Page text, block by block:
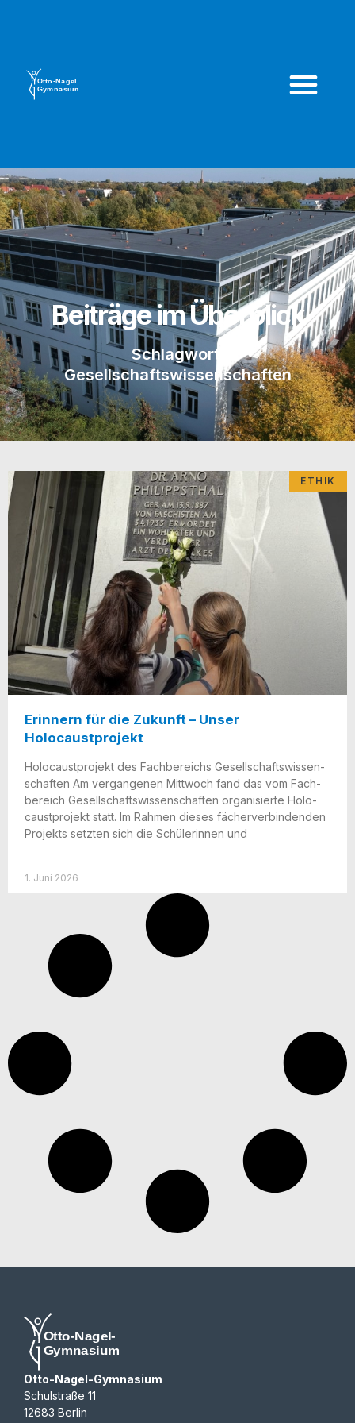
Beiträge im Überblick
Schlagwort:
Gesellschaftswissenschaften
ETHIK
Erinnern für die Zukunft – Unser
Holocaustprojekt
Holo­caust­pro­jekt des Fach­be­reichs Gesell­schafts­wis­sen­
schaf­ten Am ver­gan­ge­nen Mitt­woch fand das vom Fach­
be­reich Gesell­schafts­wis­sen­schaf­ten orga­ni­sier­te Holo­
caust­pro­jekt statt. Im Rah­men die­ses fächer­ver­bin­den­den
Pro­jekts setz­ten sich die Schü­le­rin­nen und
1. Juni 2026
Otto-Nagel-Gymnasium
Schulstraße 11
12683 Berlin